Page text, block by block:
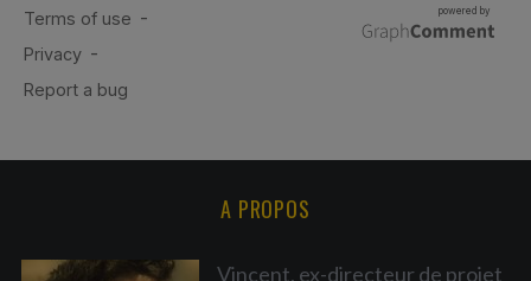
A PROPOS
Vincent, ex-directeur de projet